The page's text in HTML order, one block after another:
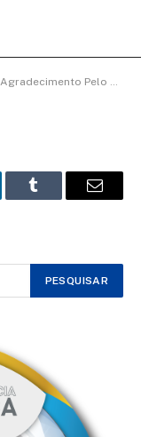
Pelo Dia das Mães
Tumblr Email